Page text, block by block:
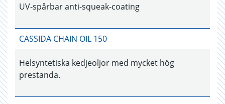
UV-spårbar anti-squeak-coating
CASSIDA CHAIN OIL 150
Helsyntetiska kedjeoljor med mycket hög
prestanda.